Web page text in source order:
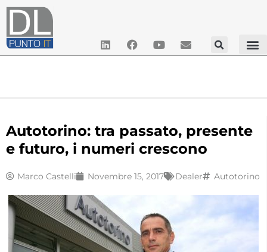
Autotorino: tra passato, presente
e futuro, i numeri crescono
Marco Castelli Novembre 15, 2017 Dealer Autotorino